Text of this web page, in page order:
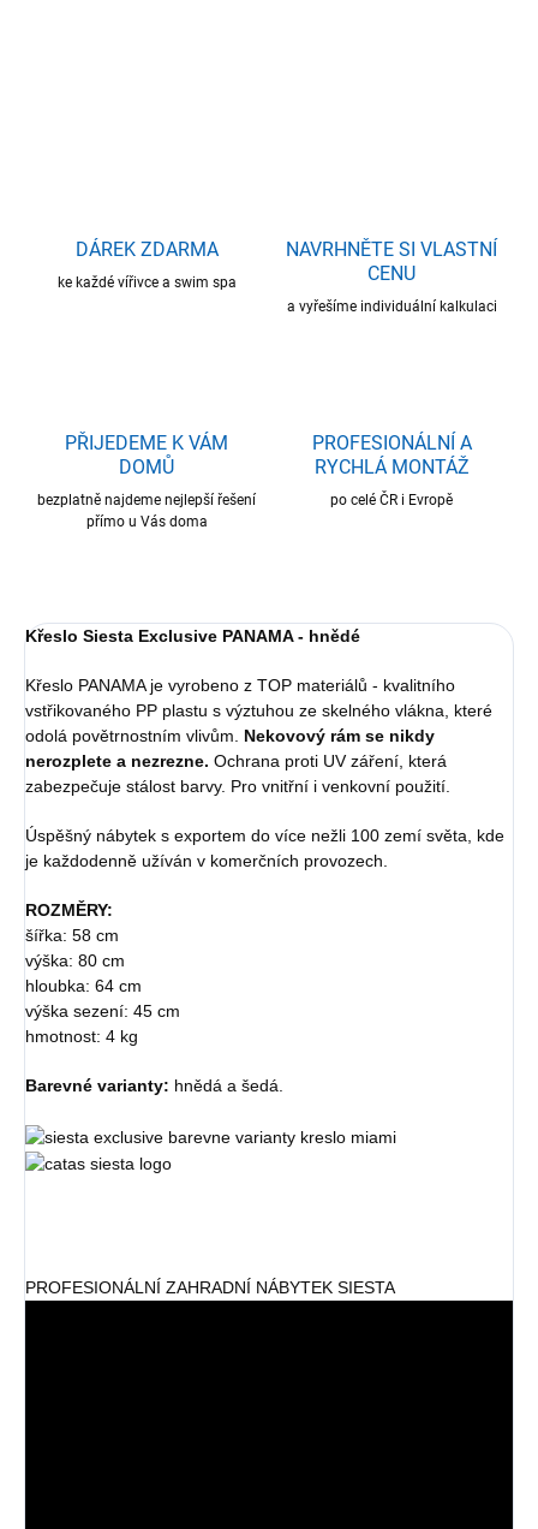
DÁREK ZDARMA
ke každé vířivce a swim spa
NAVRHNĚTE SI VLASTNÍ
CENU
a vyřešíme individuální kalkulaci
PŘIJEDEME K VÁM
DOMŮ
bezplatně najdeme nejlepší řešení
přímo u Vás doma
PROFESIONÁLNÍ A
RYCHLÁ MONTÁŽ
po celé ČR i Evropě
Křeslo Siesta Exclusive PANAMA - hnědé
Křeslo PANAMA je vyrobeno z TOP materiálů - kvalitního
vstřikovaného PP plastu s výztuhou ze skelného vlákna, které
odolá povětrnostním vlivům. Nekovový rám se nikdy
nerozplete a nezrezne. Ochrana proti UV záření, která
zabezpečuje stálost barvy. Pro vnitřní i venkovní použití.
Úspěšný nábytek s exportem do více nežli 100 zemí světa, kde
je každodenně užíván v komerčních provozech.
ROZMĚRY:
šířka: 58 cm
výška: 80 cm
hloubka: 64 cm
výška sezení: 45 cm
hmotnost: 4 kg
Barevné varianty: hnědá a šedá.
PROFESIONÁLNÍ ZAHRADNÍ NÁBYTEK SIESTA